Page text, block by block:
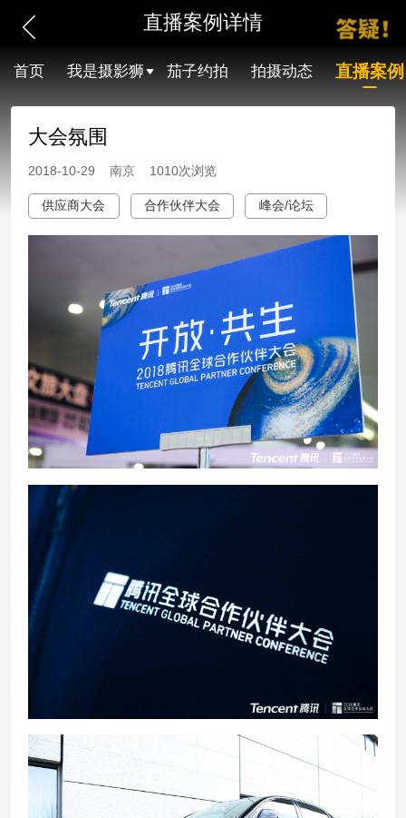
直播案例详情
首页 我是摄影狮 茄子约拍 拍摄动态 直播案例
大会氛围
2018-10-29 南京 1010次浏览
供应商大会 合作伙伴大会 峰会/论坛